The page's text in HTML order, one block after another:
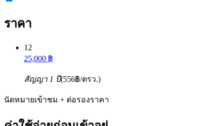
ราคา
12
25,000 ฿
สัญญา 1 ปี(556฿/ตรว.)
นัดหมายเข้าชม + ต่อรองราคา